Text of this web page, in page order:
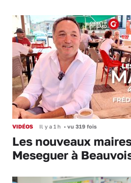
VIDÉOS Il y a 1 h • vu 319 fois
Les nouveaux
Meseguer à